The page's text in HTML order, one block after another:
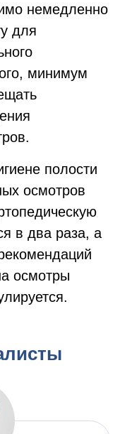
немедленно
для
минимум
полости
осмотров
в два раза, а
осмотры